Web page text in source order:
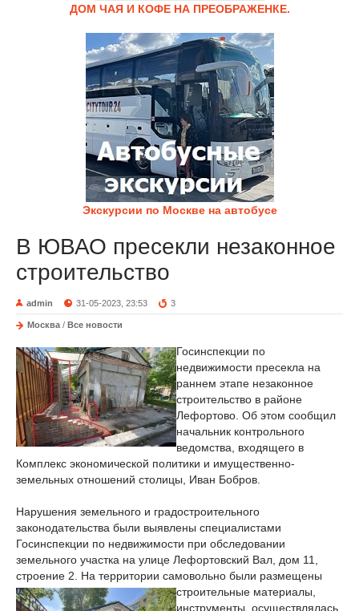
ДОМ ЧАЯ И КОФЕ НА ПРЕОБРАЖЕНКЕ.
Экскурсии по Москве на автобусе
В ЮВАО пресекли незаконное
строительство
admin 31-05-2023, 23:53 3
Москва / Все новости
Госинспекции по
недвижимости пресекла на
раннем этапе незаконное
строительство в районе
Лефортово. Об этом сообщил
начальник контрольного
ведомства, входящего в
Комплекс экономической политики и имущественно-
земельных отношений столицы, Иван Бобров.
Нарушения земельного и градостроительного
законодательства были выявлены специалистами
Госинспекции по недвижимости при обследовании
земельного участка на улице Лефортовский Вал, дом 11,
строение 2. На территории самовольно были размещены
строительные материалы,
инструменты, осуществлялась